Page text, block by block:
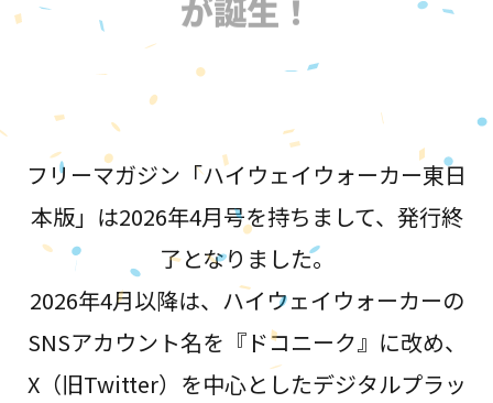
フリーマガジン「ハイウェイウォーカー東日
本版」は2026年4月号を持ちまして、発行終
了となりました。
2026年4月以降は、ハイウェイウォーカーの
SNSアカウント名を『ドコニーク』に改め、
X（旧Twitter）を中心としたデジタルプラッ